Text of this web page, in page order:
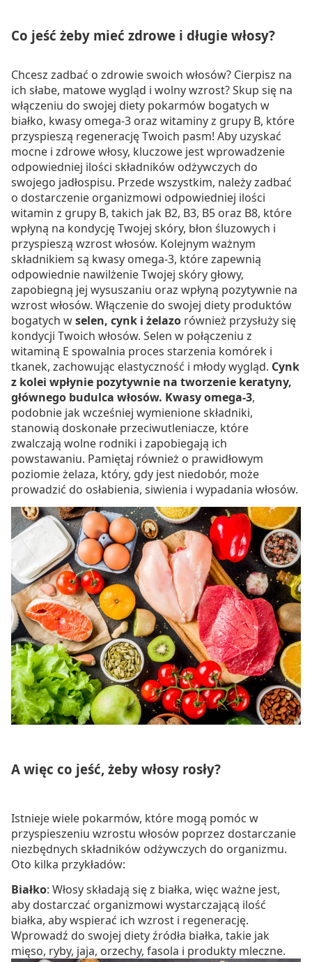
Co jeść żeby mieć zdrowe i długie włosy?
Chcesz zadbać o zdrowie swoich włosów? Cierpisz na
ich słabe, matowe wygląd i wolny wzrost? Skup się na
włączeniu do swojej diety pokarmów bogatych w
białko, kwasy omega-3 oraz witaminy z grupy B, które
przyspieszą regenerację Twoich pasm! Aby uzyskać
mocne i zdrowe włosy, kluczowe jest wprowadzenie
odpowiedniej ilości składników odżywczych do
swojego jadłospisu. Przede wszystkim, należy zadbać
o dostarczenie organizmowi odpowiedniej ilości
witamin z grupy B, takich jak B2, B3, B5 oraz B8, które
wpłyną na kondycję Twojej skóry, błon śluzowych i
przyspieszą wzrost włosów. Kolejnym ważnym
składnikiem są kwasy omega-3, które zapewnią
odpowiednie nawilżenie Twojej skóry głowy,
zapobiegną jej wysuszaniu oraz wpłyną pozytywnie na
wzrost włosów. Włączenie do swojej diety produktów
bogatych wselen, cynk i żelazo również przysłuży się
kondycji Twoich włosów. Selen w połączeniu z
witaminą E spowalnia proces starzenia komórek i
tkanek, zachowując elastyczność i młody wygląd. Cynk
z kolei wpłynie pozytywnie na tworzenie keratyny,
głównego budulca włosów. Kwasy omega-3,
podobnie jak wcześniej wymienione składniki,
stanowią doskonałe przeciwutleniacze, które
zwalczają wolne rodniki i zapobiegają ich
powstawaniu. Pamiętaj również o prawidłowym
poziomie żelaza, który, gdy jest niedobór, może
prowadzić do osłabienia, siwienia i wypadania włosów.
A więc co jeść, żeby włosy rosły?
Istnieje wiele pokarmów, które mogą pomóc w
przyspieszeniu wzrostu włosów poprzez dostarczanie
niezbędnych składników odżywczych do organizmu.
Oto kilka przykładów:
Białko: Włosy składają się z białka, więc ważne jest,
aby dostarczać organizmowi wystarczającą ilość
białka, aby wspierać ich wzrost i regenerację.
Wprowadź do swojej diety źródła białka, takie jak
mięso, ryby, jaja, orzechy, fasola i produkty mleczne.